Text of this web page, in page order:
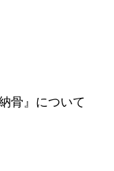
骨』について